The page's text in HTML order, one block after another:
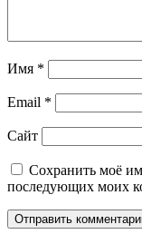
Имя *
Email *
Сайт
Сохранить моё
последующих моих